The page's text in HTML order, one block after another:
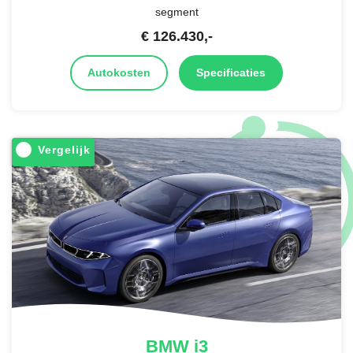
segment
€ 126.430,-
Autokosten Specificaties
Vergelijk
BMWi3